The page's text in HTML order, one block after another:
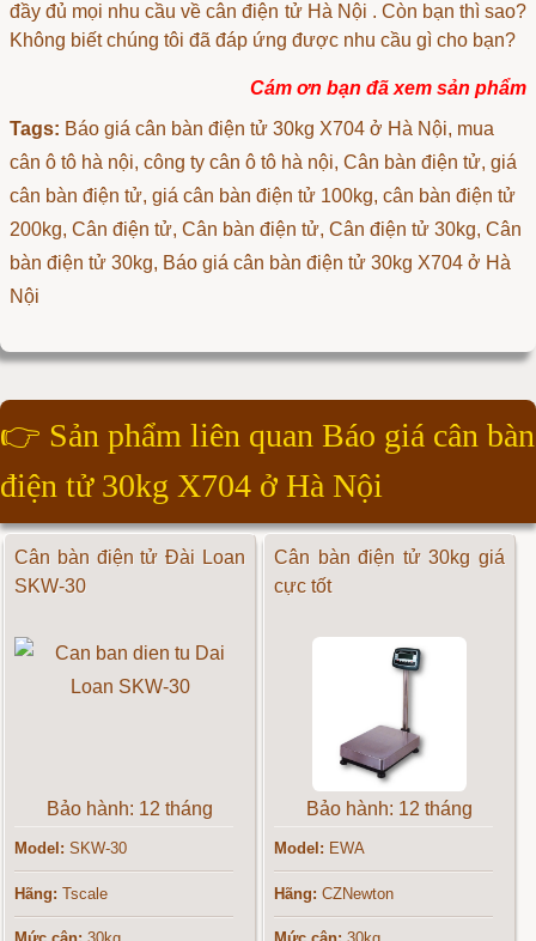
đầy đủ mọi nhu cầu vềcân điện tử Hà Nội . Còn bạn thì sao?
Không biết chúng tôi đã đáp ứng được nhu cầu gì cho bạn?
Cám ơn bạn đã xem sản phẩm
Tags: Báo giá cân bàn điện tử 30kg X704 ở Hà Nội, mua
cân ô tô hà nội, công ty cân ô tô hà nội, Cân bàn điện tử, giá
cân bàn điện tử, giá cân bàn điện tử 100kg, cân bàn điện tử
200kg, Cân điện tử, Cân bàn điện tử, Cân điện tử 30kg, Cân
bàn điện tử 30kg, Báo giá cân bàn điện tử 30kg X704 ở Hà
Nội
👉 Sản phẩm liên quan Báo giá cân bàn
điện tử 30kg X704 ở Hà Nội
Cân bàn điện tử Đài Loan
SKW-30
Bảo hành: 12 tháng
Model: SKW-30
Hãng: Tscale
Cân bàn điện tử 30kg giá
cực tốt
Bảo hành: 12 tháng
Model: EWA
Hãng: CZNewton